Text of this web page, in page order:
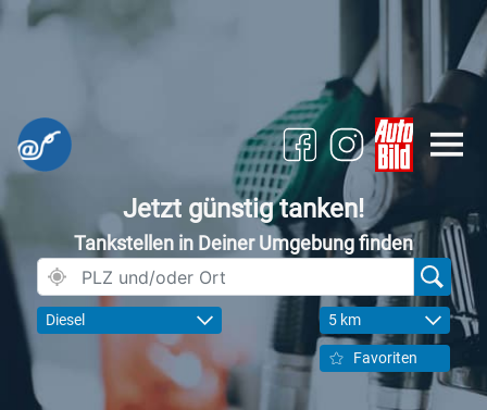
Jetzt günstig tanken!
Tankstellen in Deiner Umgebung finden
Diesel 5 km
Favoriten